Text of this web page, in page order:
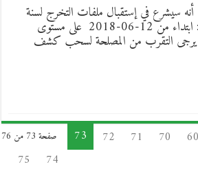
في علم طلبة السنة 3 أنه سيشرع في إستقبال ملفات التخرج لسنة
الجامعية 2017-2018 : ابتداء من 12-06-2018 على مستوى
يرجى التقرب من المصلحة لسحب كشف
صفحة 73 من 76 60
70
71
72
73
74
75